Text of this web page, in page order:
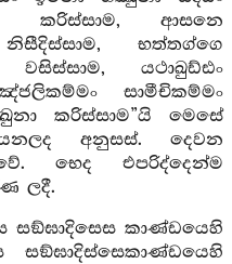
කරිස්සාම, ආසනෙ
භත්තග්ගෙ
යථාඛුඩ්ඪං
සාමීචිකම්මං
කරිස්සාම”යි මෙසේ
අනුසස්. දෙවන
භෙද එපරිද්දෙන්ම
ලදී.
සඞ්ඝාදිසෙස කාණ්ඩයෙහි